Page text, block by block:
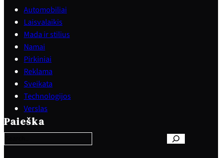
Automobiliai
Laisvalaikis
Mada ir stilius
Namai
Pirkiniai
Reklama
Sveikata
Technologijos
Verslas
Paieška
e
a
c